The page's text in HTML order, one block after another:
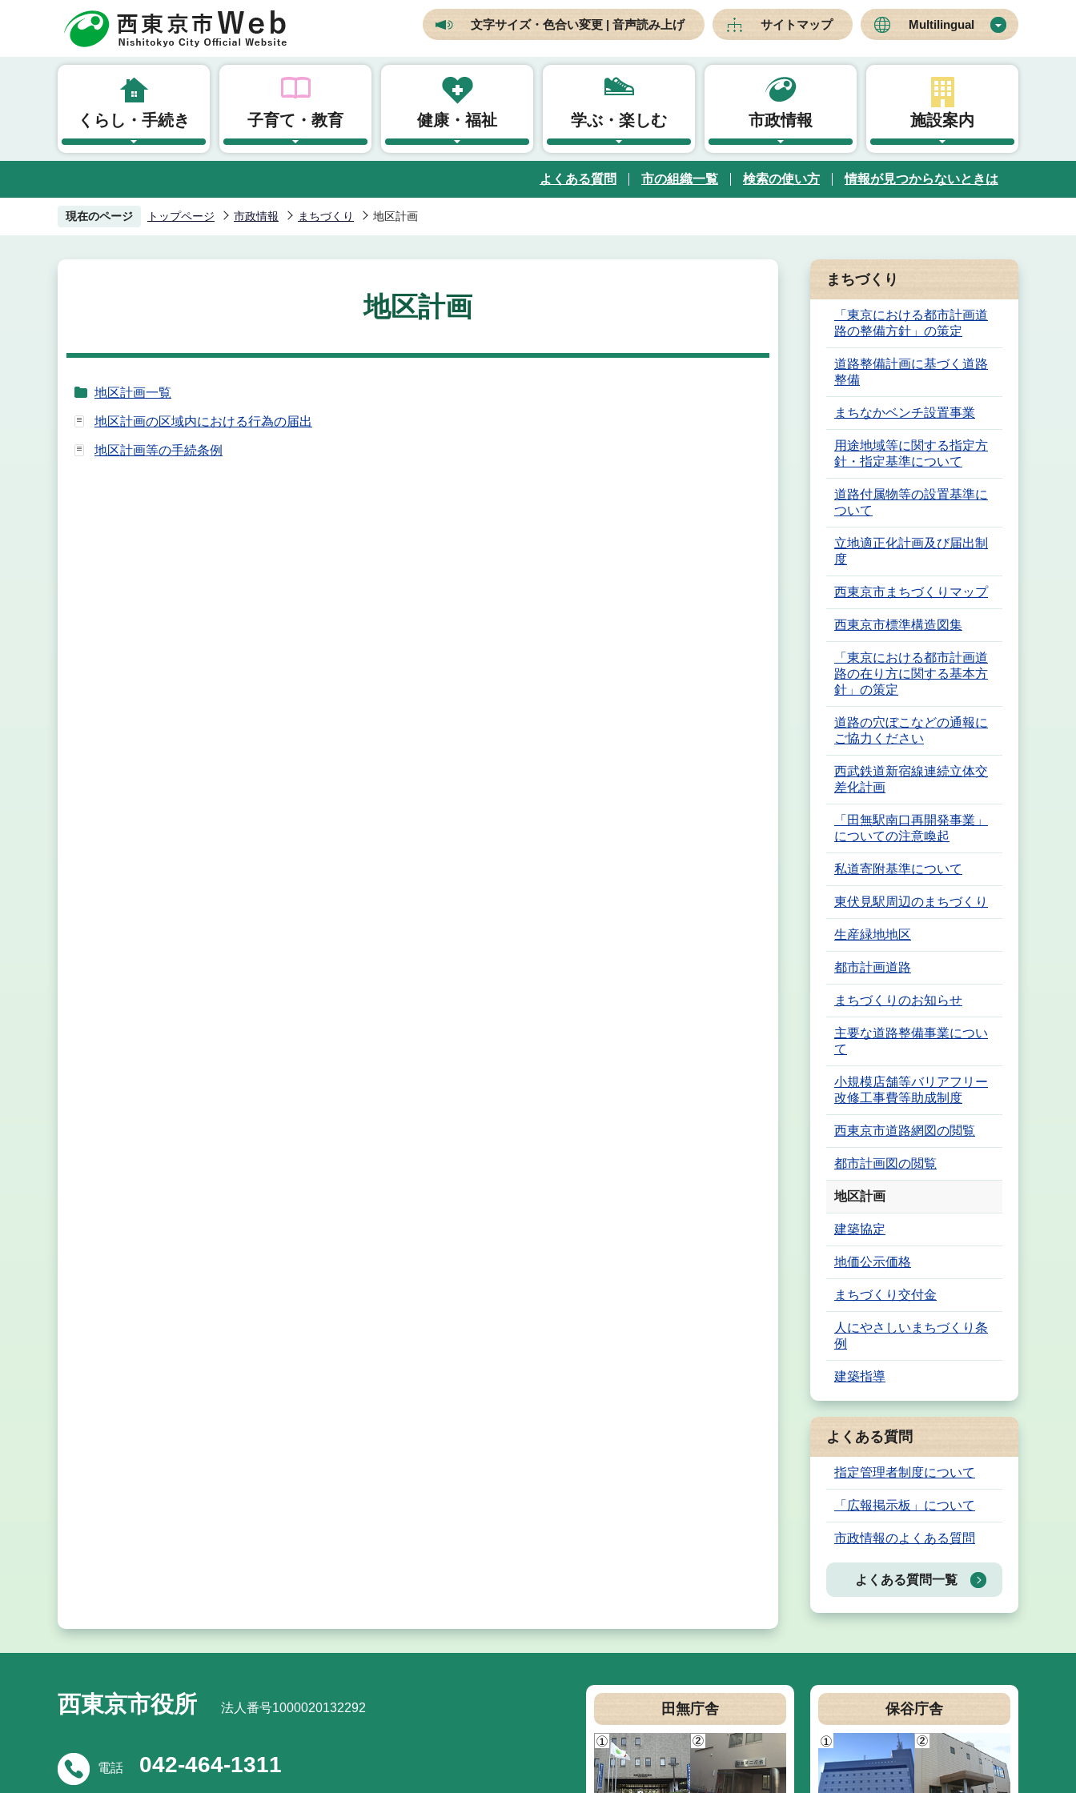
頭
文字サイズ・色合い変更 | 音声読み上げ サイトマップ Multilingual
くらし・手続き 子育て・教育 健康・福祉 学ぶ・楽しむ 市政情報 施設案内
よくある質問 市の組織一覧 検索の使い方 情報が見つからないときは
現在のページ トップページ 市政情報 まちづくり 地区計画
地区計画
地区計画一覧
地区計画の区域内における行為の届出
地区計画等の手続条例
まちづくり
「東京における都市計画道
路の整備方針」の策定
道路整備計画に基づく道路
整備
まちなかベンチ設置事業
用途地域等に関する指定方
針・指定基準について
道路付属物等の設置基準に
ついて
立地適正化計画及び届出制
度
西東京市まちづくりマップ
西東京市標準構造図集
「東京における都市計画道
路の在り方に関する基本方
針」の策定
道路の穴ぼこなどの通報に
ご協力ください
西武鉄道新宿線連続立体交
差化計画
「田無駅南口再開発事業」
についての注意喚起
私道寄附基準について
東伏見駅周辺のまちづくり
生産緑地地区
都市計画道路
まちづくりのお知らせ
主要な道路整備事業につい
て
小規模店舗等バリアフリー
改修工事費等助成制度
西東京市道路網図の閲覧
都市計画図の閲覧
地区計画
建築協定
地価公示価格
まちづくり交付金
人にやさしいまちづくり条
例
建築指導
よくある質問
指定管理者制度について
「広報掲示板」について
市政情報のよくある質問
よくある質問一覧
西東京市役所 法人番号1000020132292
電話 042-464-1311
田無庁舎 保谷庁舎